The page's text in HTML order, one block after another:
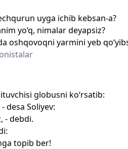
uyga ichib kebsan-a?
yo‘q, nimalar deyapsiz?
oshqovoqni yarmini yeb
globusni ko‘rsatib:
desa Soliyev:
- debdi.
topib ber!